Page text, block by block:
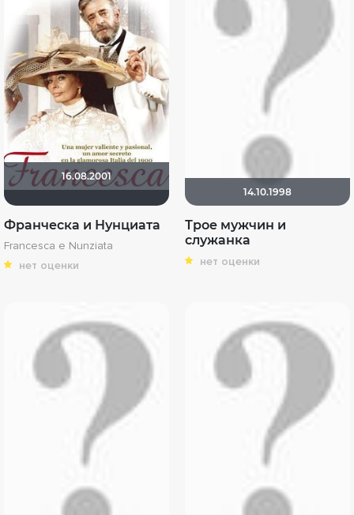
16.08.2001
Франческа и Нунциата
Francesca e Nunziata
нет оценки
14.10.1998
Трое мужчин и
служанка
нет оценки